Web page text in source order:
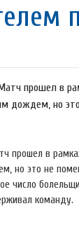
прошел в
дождем, но
прошел в
но это не
число
команду.